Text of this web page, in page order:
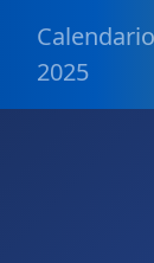
Calendario
2025